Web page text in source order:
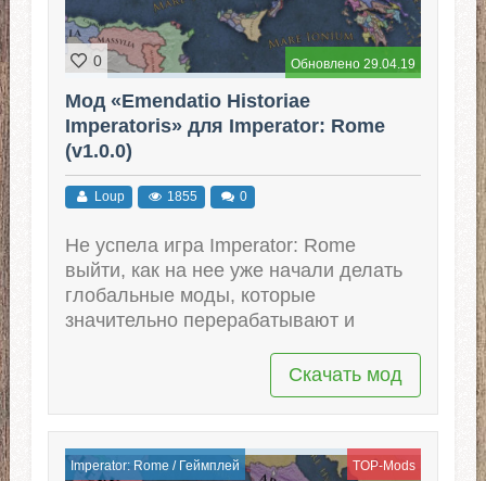
Обновлено 29.04.19
0
Мод «Emendatio Historiae
Imperatoris» для Imperator: Rome
(v1.0.0)
Loup 1855 0
Не успела игра Imperator: Rome
выйти, как на нее уже начали делать
глобальные моды, которые
значительно перерабатывают и
Скачать мод
Imperator: Rome / Геймплей TOP-Mods